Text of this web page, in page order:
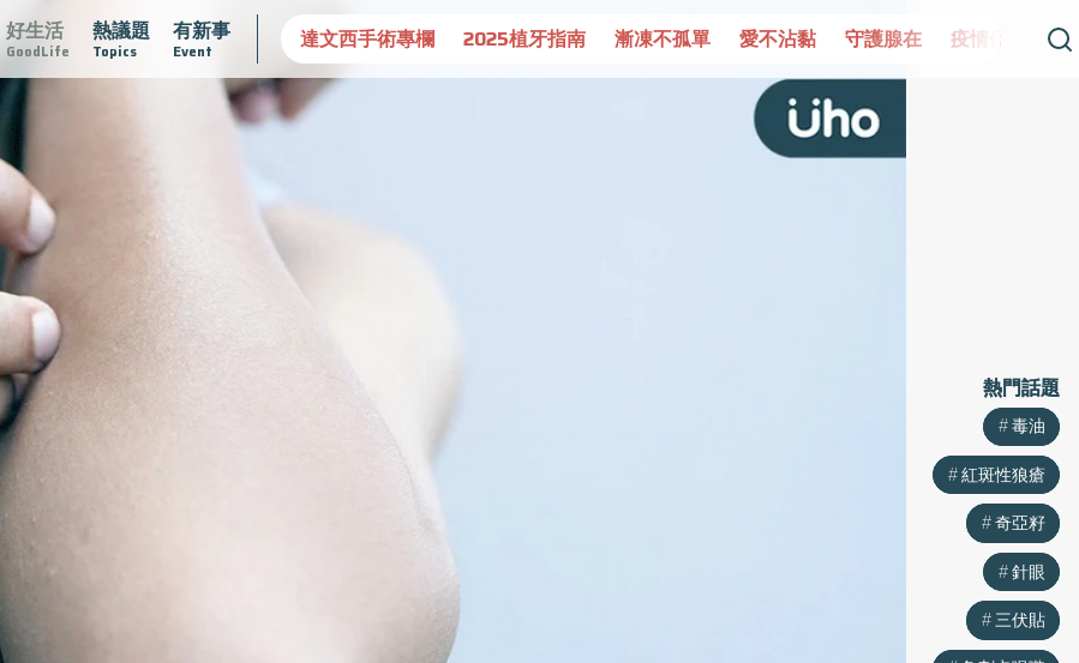
好生活
GoodLife
熱議題
Topics
有新事
Event
守護骨骼健康 達文西手術專欄 2025植牙指南 漸凍不孤單 愛不沾黏 守護腺在 疫情保衛戰 再生醫學 愛的
熱門話題
毒油
紅斑性狼瘡
奇亞籽
針眼
三伏貼
熱門話題
毒油
紅斑性狼瘡
奇亞籽
針眼
三伏貼